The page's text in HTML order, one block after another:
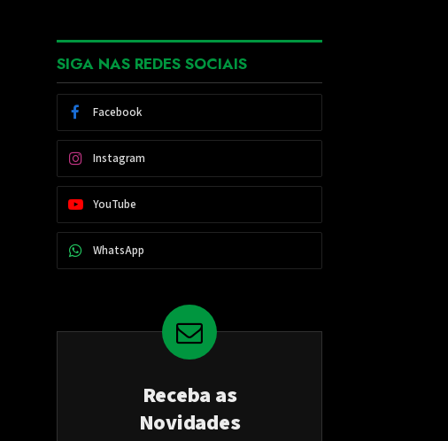
SIGA NAS REDES SOCIAIS
Facebook
Instagram
YouTube
WhatsApp
Receba as
Novidades